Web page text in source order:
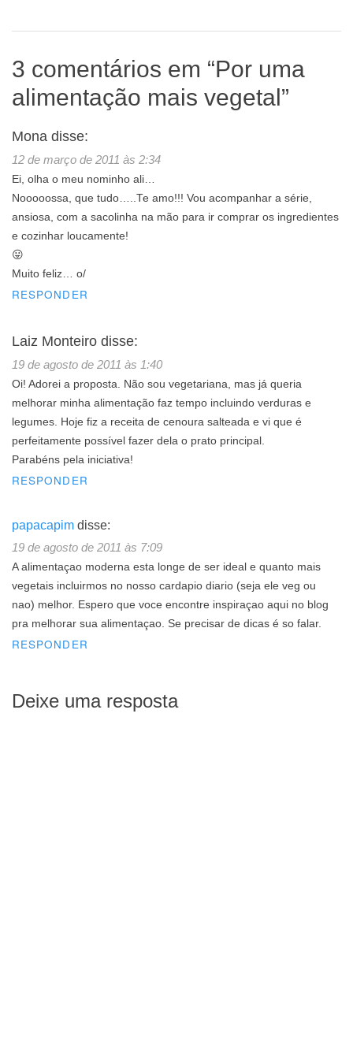
3 comentários em “Por uma
alimentação mais vegetal”
Mona disse:
12 de março de 2011 às 2:34
Ei, olha o meu nominho ali…
Nooooossa, que tudo…..Te amo!!! Vou acompanhar a série,
ansiosa, com a sacolinha na mão para ir comprar os ingredientes
e cozinhar loucamente!
😛
Muito feliz… o/
RESPONDER
Laiz Monteiro disse:
19 de agosto de 2011 às 1:40
Oi! Adorei a proposta. Não sou vegetariana, mas já queria
melhorar minha alimentação faz tempo incluindo verduras e
legumes. Hoje fiz a receita de cenoura salteada e vi que é
perfeitamente possível fazer dela o prato principal.
Parabéns pela iniciativa!
RESPONDER
papacapim disse:
19 de agosto de 2011 às 7:09
A alimentaçao moderna esta longe de ser ideal e quanto mais
vegetais incluirmos no nosso cardapio diario (seja ele veg ou
nao) melhor. Espero que voce encontre inspiraçao aqui no blog
pra melhorar sua alimentaçao. Se precisar de dicas é so falar.
RESPONDER
Deixe uma resposta